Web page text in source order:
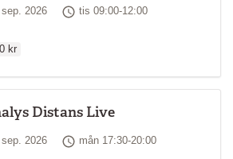
sep. 2026 Tid
tis 09:00-12:00
kr
Distans Live
2026 Tid
mån 17:30-20:00